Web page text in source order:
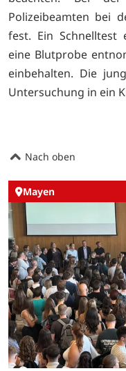
Polizeibeamten bei
fest. Ein Schnelltest
eine Blutprobe
einbehalten. Die
Untersuchung in ein
Nach oben
Mayen